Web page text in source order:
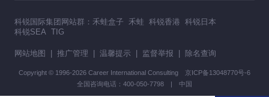
科锐国际集团网站群： 禾蛙盒子 禾蛙 科锐香港 科锐日本
科锐SEA TIG
网站地图 推广管理 温馨提示 监督举报 除名查询
Copyright © 1996-2026 Career International Consulting 京ICP备13048770号-6
全国咨询电话：400-050-7798 | 中国